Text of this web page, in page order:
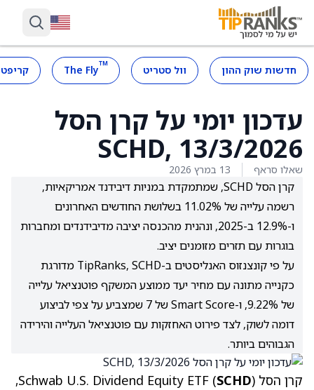
חדשות שוק ההון וול סטריט ™
The Fly
עדכון יומי על קרן הסל
SCHD, ‎13/3/2026
שאלו סראף 13 במרץ 2026
קרן הסל SCHD, שמתמקדת במניות דיבידנד אמריקאיות,
רשמה עלייה של 11.02% בשלושת החודשים האחרונים
ו-12.9% ב-2025, ונהנית מהכנסה יציבה מדיבידנדים ומחברות
בוגרות עם תזרים מזומנים יציב.
על פי קונצנזוס האנליסטים ב-TipRanks, SCHD מדורגת
כקנייה מתונה עם מחיר יעד ממוצע המשקף פוטנציאל עלייה
של 9.22%, ו-Smart Score של 7 שמצביע על צפי לביצוע
דומה לשוק, לצד פירוט האחזקות עם פוטנציאל העלייה והירידה
הגבוהים ביותר.
קרן הסל Schwab U.S. Dividend Equity ETF ( SCHD
),